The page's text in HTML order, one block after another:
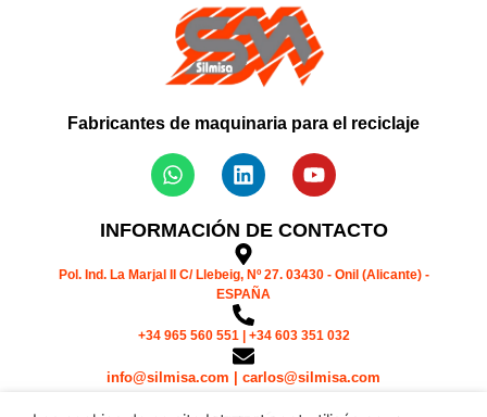
2. Conception de lignes de recyclage
complètes
et du transport.
Fabricantes de maquinaria para el reciclaje
INFORMACIÓN DE CONTACTO
Pol. Ind. La Marjal II C/ Llebeig, Nº 27. 03430 - Onil (Alicante) -
ESPAÑA
+34 965 560 551 | +34 603 351 032
info@silmisa.com | carlos@silmisa.com